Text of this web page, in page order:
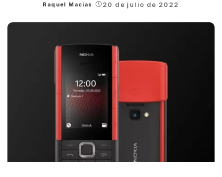
Posted
Raquel Macias 20 de julio de 2022